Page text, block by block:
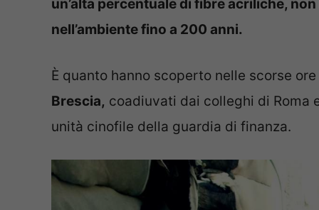
un’alta percentuale di fibre acriliche,
nell’ambiente fino a 200 anni.
È quanto hanno scoperto nelle scorse
Brescia, coadiuvati dai colleghi di Roma
unità cinofile della guardia di finanza.